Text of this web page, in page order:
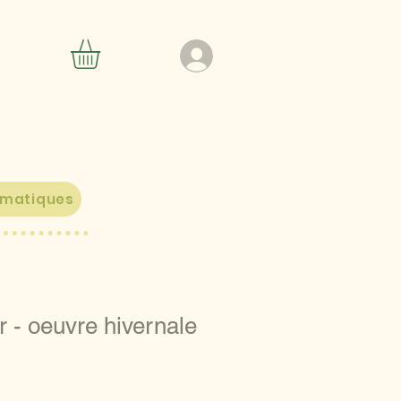
- oeuvre hivernale